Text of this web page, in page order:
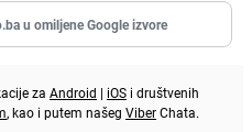
u omiljene Google izvore
za Android | iOS i društvenih
, kao i putem našeg ViberChata.